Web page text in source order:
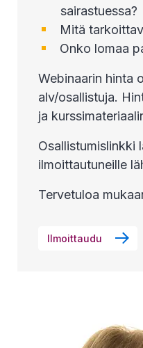
sairastuessa?
Mitä
Onko lomaa
Webinaarin hinta
alv/osallistuja.
ja
Osallistumislinkki
ilmoittautuneille
Tervetuloa
Ilmoittaudu